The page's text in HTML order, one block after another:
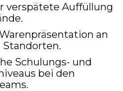
verspätete Auffüllung
an
Schulungs- und
bei den